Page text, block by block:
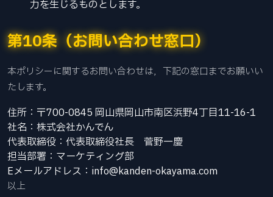
力を生じるものとします。
第10条（お問い合わせ窓口）
本ポリシーに関するお問い合わせは，下記の窓口までお願いい
たします。
住所：〒700-0845 岡山県岡山市南区浜野4丁目11-16-1
社名：株式会社かんでん
代表取締役：代表取締役社長 菅野一慶
担当部署：マーケティング部
Eメールアドレス：info@kanden-okayama.com
以上